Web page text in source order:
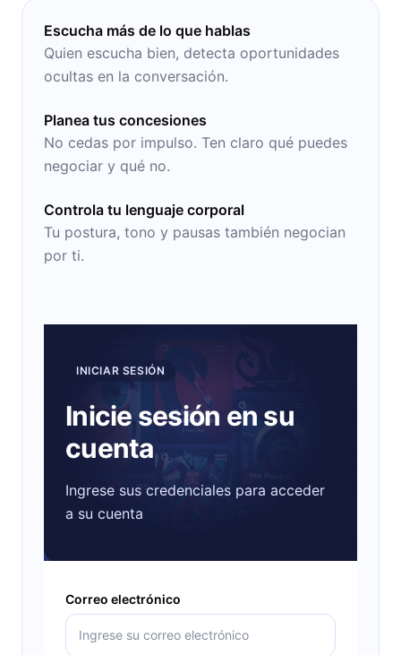
Escucha más de lo que hablas
Quien escucha bien, detecta oportunidades
ocultas en la conversación.
Planea tus concesiones
No cedas por impulso. Ten claro qué puedes
negociar y qué no.
Controla tu lenguaje corporal
Tu postura, tono y pausas también negocian
por ti.
INICIAR SESIÓN
Inicie sesión en su
cuenta
Ingrese sus credenciales para acceder
a su cuenta
Correo electrónico